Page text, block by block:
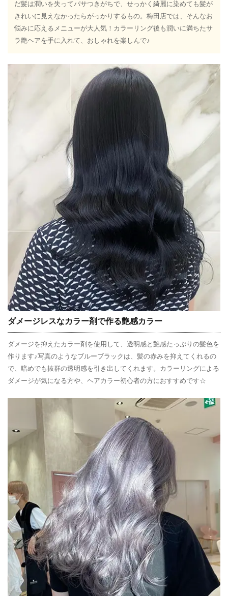
だ髪は潤いを失ってパサつきがちで、せっかく綺麗に染めても髪が
きれいに見えなかったらがっかりするもの。梅田店では、そんなお
悩みに応えるメニューが大人気！カラーリング後も潤いに満ちたサ
ラ艶ヘアを手に入れて、おしゃれを楽しんで♪
ダメージレスなカラー剤で作る艶感カラー
ダメージを抑えたカラー剤を使用して、透明感と艶感たっぷりの髪色を
作ります♪写真のようなブルーブラックは、髪の赤みを抑えてくれるの
で、暗めでも抜群の透明感を引き出してくれます。カラーリングによる
ダメージが気になる方や、ヘアカラー初心者の方におすすめです☆